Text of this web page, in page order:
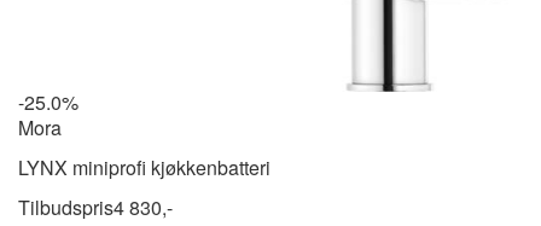
-25.0%
Mora
LYNX miniprofi kjøkkenbatteri
Tilbudspris4 830,-